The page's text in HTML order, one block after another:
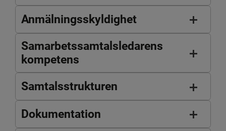
Anmälningsskyldighet
Samarbetssamtalsledarens
kompetens
Samtalsstrukturen
Dokumentation